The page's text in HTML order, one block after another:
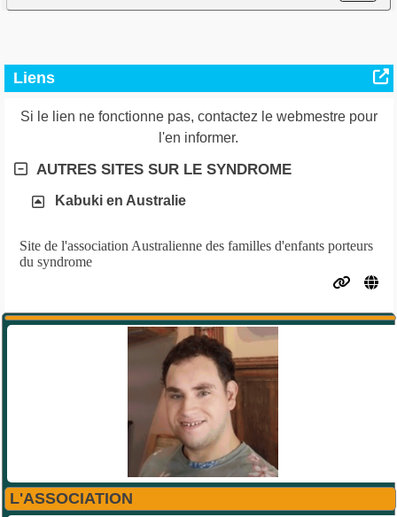
L'ASSOCIATION
Liens
Si le lien ne fonctionne pas, contactez le webmestre pour
l'en informer.
AUTRES SITES SUR LE SYNDROME
Kabuki en Australie
Site de l'association Australienne des familles d'enfants porteurs
du syndrome